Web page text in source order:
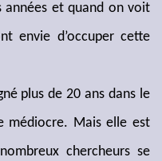
années et quand on voit
envie d’occuper cette
plus de 20 ans dans le
médiocre. Mais elle est
chercheurs se